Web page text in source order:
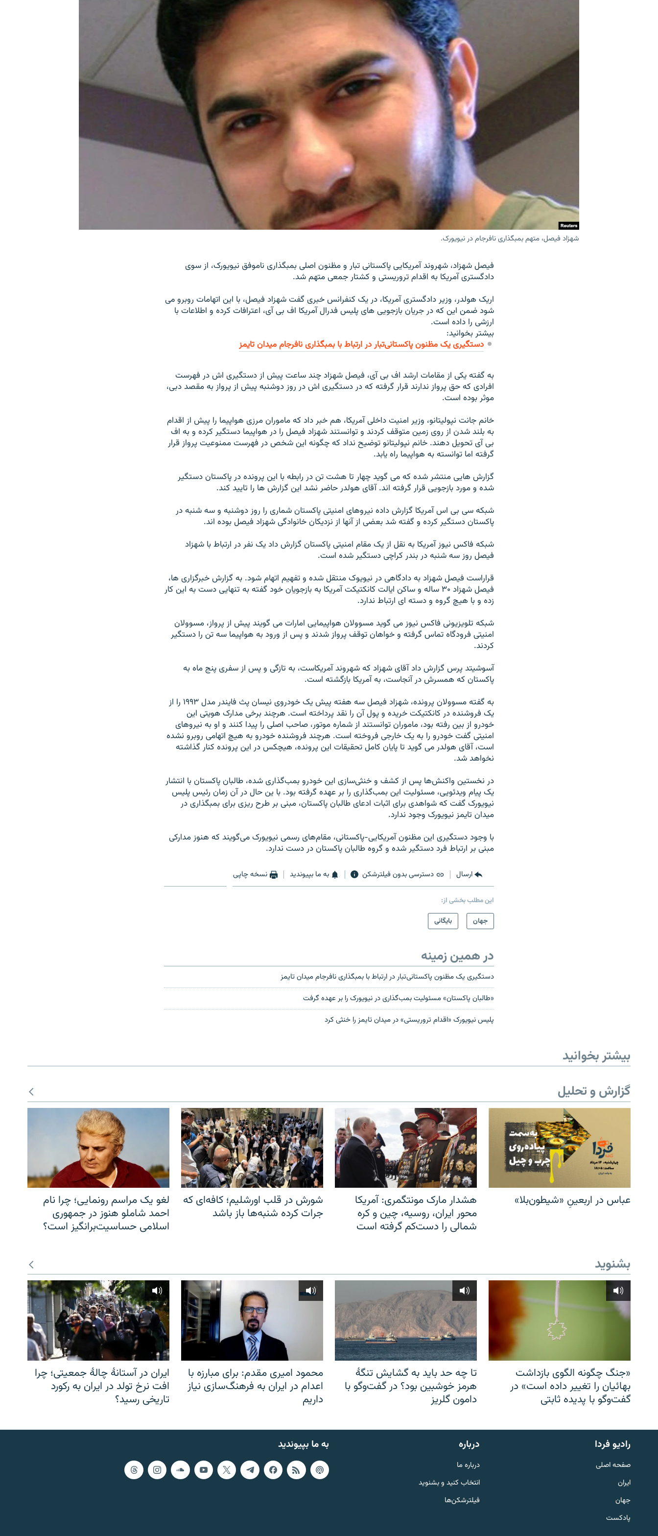
English
به ما بپیوندید
شهزاد فیصل، متهم بمبگذاری نافرجام در نیویورک.
فيصل شهزاد، شهروند آمريکايی پاکستانی تبار و مظنون اصلی بمبگذاری ناموفق نيويورک، از سوی
دادگستری آمريکا به اقدام تروريستی و کشتار جمعی متهم شد.
اريک هولدر، وزير دادگستری آمريکا، در يک کنفرانس خبری گفت شهزاد فيصل، با اين اتهامات روبرو می
شود ضمن اين که در جريان بازجويی های پليس فدرال آمريکا اف بی آی، اعترافات کرده و اطلاعات با
ارزشی را داده است.
بیشتر بخوانید:
دستگیری یک مظنون پاکستانی‌تبار در ارتباط با بمبگذاری نافرجام ميدان تایمز
به گفته يکی از مقامات ارشد اف بی آی، فيصل شهزاد چند ساعت پيش از دستگيری اش در فهرست
افرادی که حق پرواز ندارند قرار گرفته که در دستگيری اش در روز دوشنبه پيش از پرواز به مقصد دبی،
موثر بوده است.
خانم جانت نپوليتانو، وزير امنيت داخلی آمريکا، هم خبر داد که ماموران مرزی هواپيما را پيش از اقدام
به بلند شدن از روی زمين متوقف کردند و توانستند شهزاد فيصل را در هواپيما دستگير کرده و به اف
بی آی تحويل دهند. خانم نپوليتانو توضيح نداد که چگونه اين شخص در فهرست ممنوعيت پرواز قرار
گرفته اما توانسته به هواپيما راه يابد.
گزارش هايی منتشر شده که می گويد چهار تا هشت تن در رابطه با اين پرونده در پاکستان دستگير
شده و مورد بازجويی قرار گرفته اند. آقای هولدر حاضر نشد اين گزارش ها را تاييد کند.
شبکه سی بی اس آمريکا گزارش داده نيروهای امنيتی پاکستان شماری را روز دوشنبه و سه شنبه در
پاکستان دستگير کرده و گفته شد بعضی از آنها از نزديکان خانوادگی شهزاد فيصل بوده اند.
شبکه فاکس نيوز آمريکا به نقل از يک مقام امنيتی پاکستان گزارش داد يک نفر در ارتباط با شهزاد
فيصل روز سه شنبه در بندر کراچی دستگير شده است.
قراراست فيصل شهزاد به دادگاهی در نيويوک منتقل شده و تفهيم اتهام شود. به گزارش خبرگزاری ها،
فيصل شهزاد ۳۰ ساله و ساکن ايالت کانکتيکت آمريکا به بازجويان خود گفته به تنهايی دست به اين کار
زده و با هيچ گروه و دسته ای ارتباط ندارد.
شبکه تلويزيونی فاکس نيوز می گويد مسوولان هواپيمايی امارات می گويند پيش از پرواز، مسوولان
امنيتی فرودگاه تماس گرفته و خواهان توقف پرواز شدند و پس از ورود به هواپيما سه تن را دستگير
کردند.
آسوشيتد پرس گزارش داد آقای شهزاد که شهروند آمريکاست، به تازگی و پس از سفری پنج ماه به
پاکستان که همسرش در آنجاست، به آمريکا بازگشته است.
به گفته مسوولان پرونده، شهزاد فيصل سه هفته پيش يک خودروی نيسان پث فايندر مدل ۱۹۹۳ را از
يک فروشنده در کانکتيکت خريده و پول آن را نقد پرداخته است. هرچند برخی مدارک هويتی اين
خودرو از بين رفته بود، ماموران توانستند از شماره موتور، صاحب اصلی را پيدا کنند و او به نيروهای
امنيتی گفت خودرو را به يک خارجی فروخته است. هرچند فروشنده خودرو به هيچ اتهامی روبرو نشده
است، آقای هولدر می گويد تا پايان کامل تحقيقات اين پرونده، هيچکس در اين پرونده کنار گذاشته
نخواهد شد.
در نخستين واکنش‌ها پس از کشف و خنثی‌سازی اين خودرو بمب‌گذاری شده، طالبان پاکستان با انتشار
يک پيام ويدئويی، مسئوليت اين بمب‌گذاری را بر عهده گرفته بود. با ين حال در آن زمان رئيس پليس
نيويورک گفت که شواهدی برای اثبات ادعای طالبان پاکستان، مبنی بر طرح ريزی برای بمبگذاری در
ميدان تايمز نيويورک وجود ندارد.
با وجود دستگيری اين مظنون آمريکايی-پاکستانی، مقام‌های رسمی نيويورک می‌گويند که هنوز مدارکی
مبنی بر ارتباط فرد دستگير شده و گروه طالبان پاکستان در دست ندارد.
ارسال دسترسی بدون فیلترشکن به ما بپیوندید نسخه چاپی
این مطلب بخشی از:
جهان
بایگانی
در همین زمینه
دستگیری یک مظنون پاکستانی‌تبار در ارتباط با بمبگذاری نافرجام ميدان تایمز
«طالبان پاکستان» مسئولیت بمب‌گذاری در نیویورک را بر عهده گرفت
پليس نيويورک «اقدام تروريستى» در ميدان تايمز را خنثى كرد
بیشتر بخوانید
گزارش و تحلیل
عباس در اربعینِ «شیطون‌بلا»
هشدار مارک مونتگمری: آمریکا
محور ایران، روسیه، چین و کره
شمالی را دست‌کم گرفته است
شورش در قلب اورشلیم؛ کافه‌ای که
جرات کرده شنبه‌ها باز باشد
لغو یک مراسم رونمایی؛ چرا نام
احمد شاملو هنوز در جمهوری
اسلامی حساسیت‌برانگیز است؟
بشنوید
«جنگ چگونه الگوی بازداشت
بهائیان را تغییر داده است» در
گفت‌وگو با پدیده ثابتی
تا چه حد باید به گشایش تنگهٔ
هرمز خوشبین بود؟ در گفت‌وگو با
دامون گلریز
محمود امیری مقدم: برای مبارزه با
اعدام در ایران به فرهنگ‌سازی نیاز
داریم
ایران در آستانهٔ چالهٔ جمعیتی؛ چرا
افت نرخ تولد در ایران به رکورد
تاریخی رسید؟
به ما بپیوندید رادیو فردا
صفحه اصلی
ایران
جهان
پادکست
درباره
درباره ما
انتخاب کنید و بشنوید
فیلترشکن‌ها